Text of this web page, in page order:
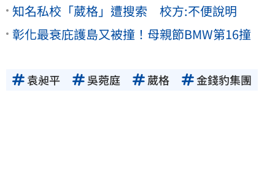
知名私校「葳格」遭搜索 校方:不便說明
彰化最衰庇護島又被撞！母親節BMW第16撞
袁昶平 吳菀庭 葳格 金錢豹集團